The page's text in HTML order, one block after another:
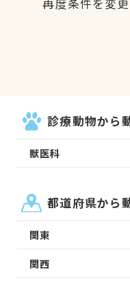
再度条件を変
診療動物から
獣医科
都道府県から
関東
関西